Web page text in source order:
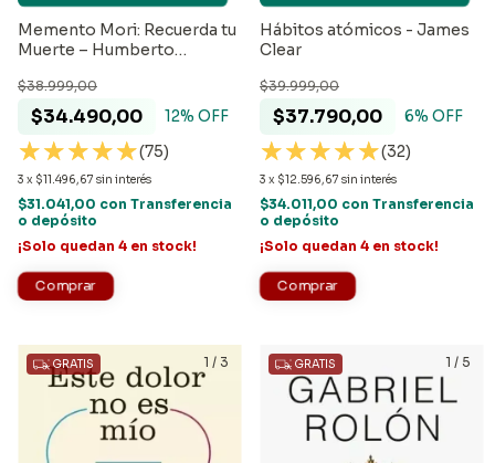
Memento Mori: Recuerda tu
Muerte – Humberto
$34.490,00
$38.999,00
12% OFF
(75)
3 x $11.496,67 sin interés
$31.041,00 con Transferencia
o depósito
¡Solo quedan 4 en stock!
Hábitos atómicos - James
Clear
$37.790,00
$39.999,00
6% OFF
(32)
3 x $12.596,67 sin interés
$34.011,00 con Transferencia
o depósito
¡Solo quedan 4 en stock!
1 / 3
GRATIS 1 / 5
GRATIS